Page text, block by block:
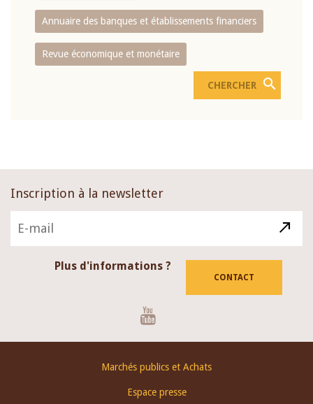
Annuaire des banques et établissements financiers
Revue économique et monétaire
Inscription à la newsletter
Plus d'informations ?
CONTACT
Marchés publics et Achats
Espace presse